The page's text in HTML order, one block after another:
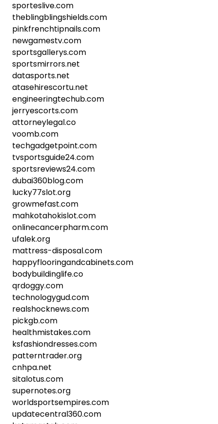
sporteslive.com
theblingblingshields.com
pinkfrenchtipnails.com
newgamestv.com
sportsgallerys.com
sportsmirrors.net
datasports.net
atasehirescortu.net
engineeringtechub.com
jerryescorts.com
attorneylegal.co
voomb.com
techgadgetpoint.com
tvsportsguide24.com
sportsreviews24.com
dubai360blog.com
lucky77slot.org
growmefast.com
mahkotahokislot.com
onlinecancerpharm.com
ufalek.org
mattress-disposal.com
happyflooringandcabinets.com
bodybuildinglife.co
qrdoggy.com
technologygud.com
realshocknews.com
pickgb.com
healthmistakes.com
ksfashiondresses.com
patterntrader.org
cnhpa.net
sitalotus.com
supernotes.org
worldsportsempires.com
updatecentral360.com